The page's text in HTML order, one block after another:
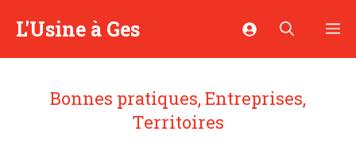
L'Usine à Ges
Bonnes pratiques,Entreprises,
Territoires